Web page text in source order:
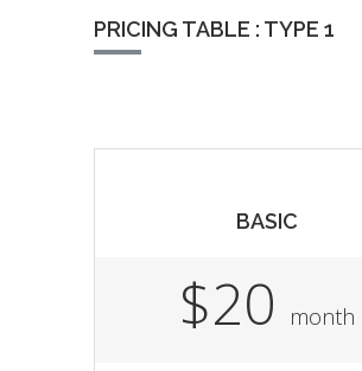
PRICING TABLE : TYPE 1
BASIC
$20 month